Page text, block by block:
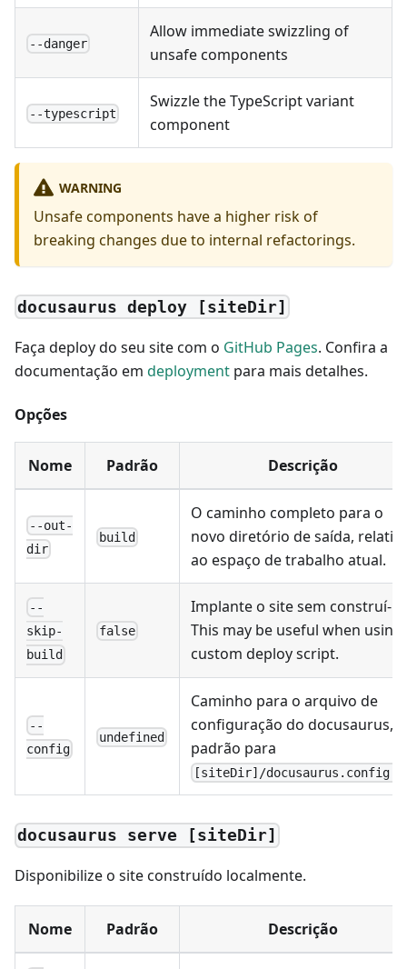
--danger
Allow immediate swizzling of
unsafe components
--typescript
Swizzle the TypeScript variant
component
WARNING
Unsafe components have a higher risk of
breaking changes due to internal refactorings.
docusaurus deploy [siteDir]
Faça deploy do seu site com o GitHub Pages. Confira a
documentação em deployment para mais detalhes.
Opções
Nome Padrão Descrição
--out-
dir
build
O caminho completo para o
novo diretório de saída,
ao espaço de trabalho atual.
--
skip-
build
false
Implante o site sem construí-lo.
This may be useful when using
custom deploy script.
--
config
undefined
Caminho para o arquivo de
configuração do docusaurus,
padrão para
[siteDir]/
docusaurus serve [siteDir]
Disponibilize o site construído localmente.
Nome Padrão Descrição